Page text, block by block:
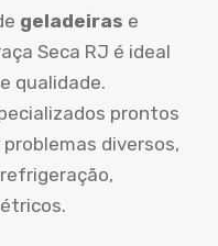
geladeiras e
Seca RJ é ideal
qualidade.
prontos
diversos,